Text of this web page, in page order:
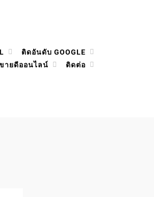
ติดอันดับ GOOGLE
ายดีออนไลน์ ติดต่อ